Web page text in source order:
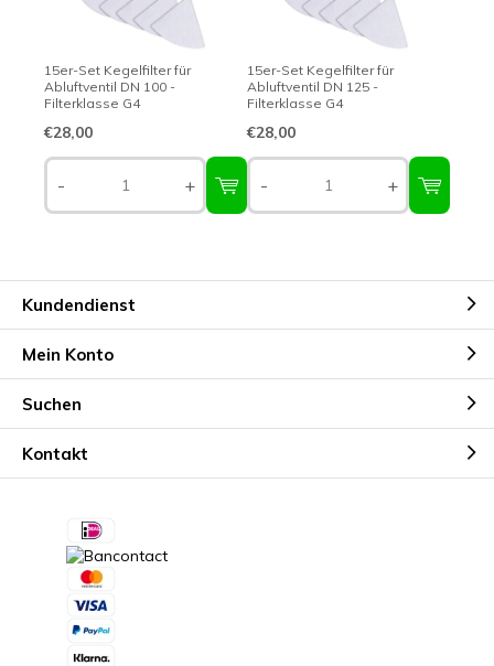
15er-Set Kegelfilter für
Abluftventil DN 100 -
Filterklasse G4
€28,00
- +
15er-Set Kegelfilter für
Abluftventil DN 125 -
Filterklasse G4
€28,00
- +
Kundendienst
Mein Konto
Suchen
Kontakt